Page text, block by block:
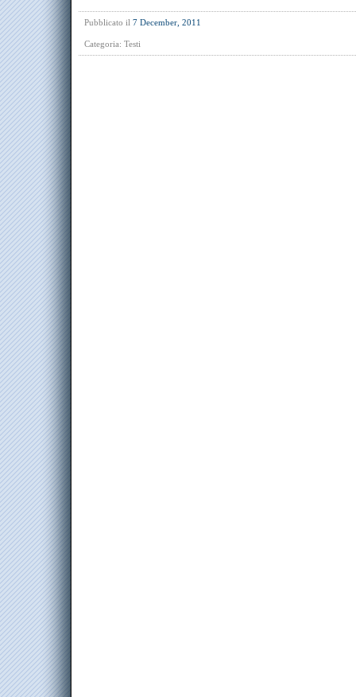
Pubblicato il 7 December, 2011
Categoria: Testi